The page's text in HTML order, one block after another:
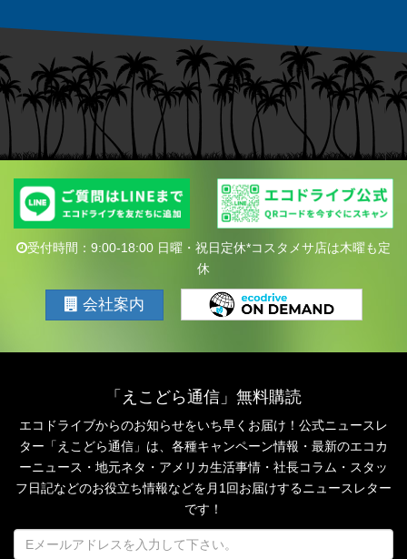
受付時間：9:00-18:00 日曜・祝日定休*コスタメサ店は木曜も定
休
会社案内
「えこどら通信」無料購読
エコドライブからのお知らせをいち早くお届け！公式ニュースレ
ター「えこどら通信」は、 各種キャンペーン情報・最新のエコカ
ーニュース・地元ネタ・アメリカ生活事情・社長コラム・ スタッ
フ日記などのお役立ち情報などを月1回お届けするニュースレター
です！